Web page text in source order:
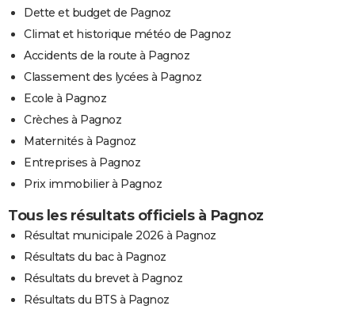
Dette et budget de Pagnoz
Climat et historique météo de Pagnoz
Accidents de la route à Pagnoz
Classement des lycées à Pagnoz
Ecole à Pagnoz
Crèches à Pagnoz
Maternités à Pagnoz
Entreprises à Pagnoz
Prix immobilier à Pagnoz
Tous les résultats officiels à Pagnoz
Résultat municipale 2026 à Pagnoz
Résultats du bac à Pagnoz
Résultats du brevet à Pagnoz
Résultats du BTS à Pagnoz